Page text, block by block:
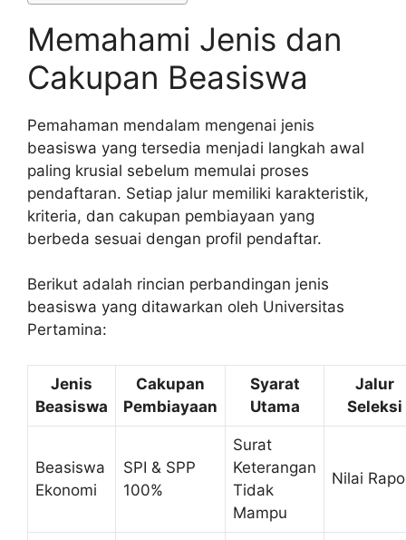
Memahami Jenis dan
Cakupan Beasiswa
Pemahaman mendalam mengenai jenis
beasiswa yang tersedia menjadi langkah awal
paling krusial sebelum memulai proses
pendaftaran. Setiap jalur memiliki karakteristik,
kriteria, dan cakupan pembiayaan yang
berbeda sesuai dengan profil pendaftar.
Berikut adalah rincian perbandingan jenis
beasiswa yang ditawarkan oleh Universitas
Pertamina:
Jenis
Beasiswa
Cakupan
Pembiayaan
Syarat
Utama
Jalur
Seleksi
Beasiswa
Ekonomi
SPI & SPP
100%
Surat
Keterangan
Tidak
Mampu
Nilai